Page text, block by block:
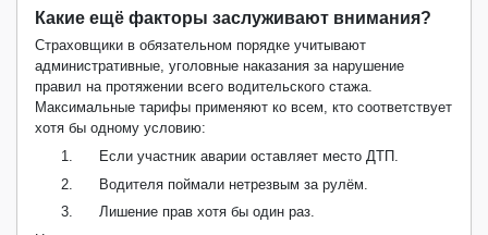
Какие ещё факторы заслуживают внимания?
Страховщики в обязательном порядке учитывают
административные, уголовные наказания за нарушение
правил на протяжении всего водительского стажа.
Максимальные тарифы применяют ко всем, кто соответствует
хотя бы одному условию:
1.
Если участник аварии оставляет место ДТП.
2.
Водителя поймали нетрезвым за рулём.
3.
Лишение прав хотя бы один раз.